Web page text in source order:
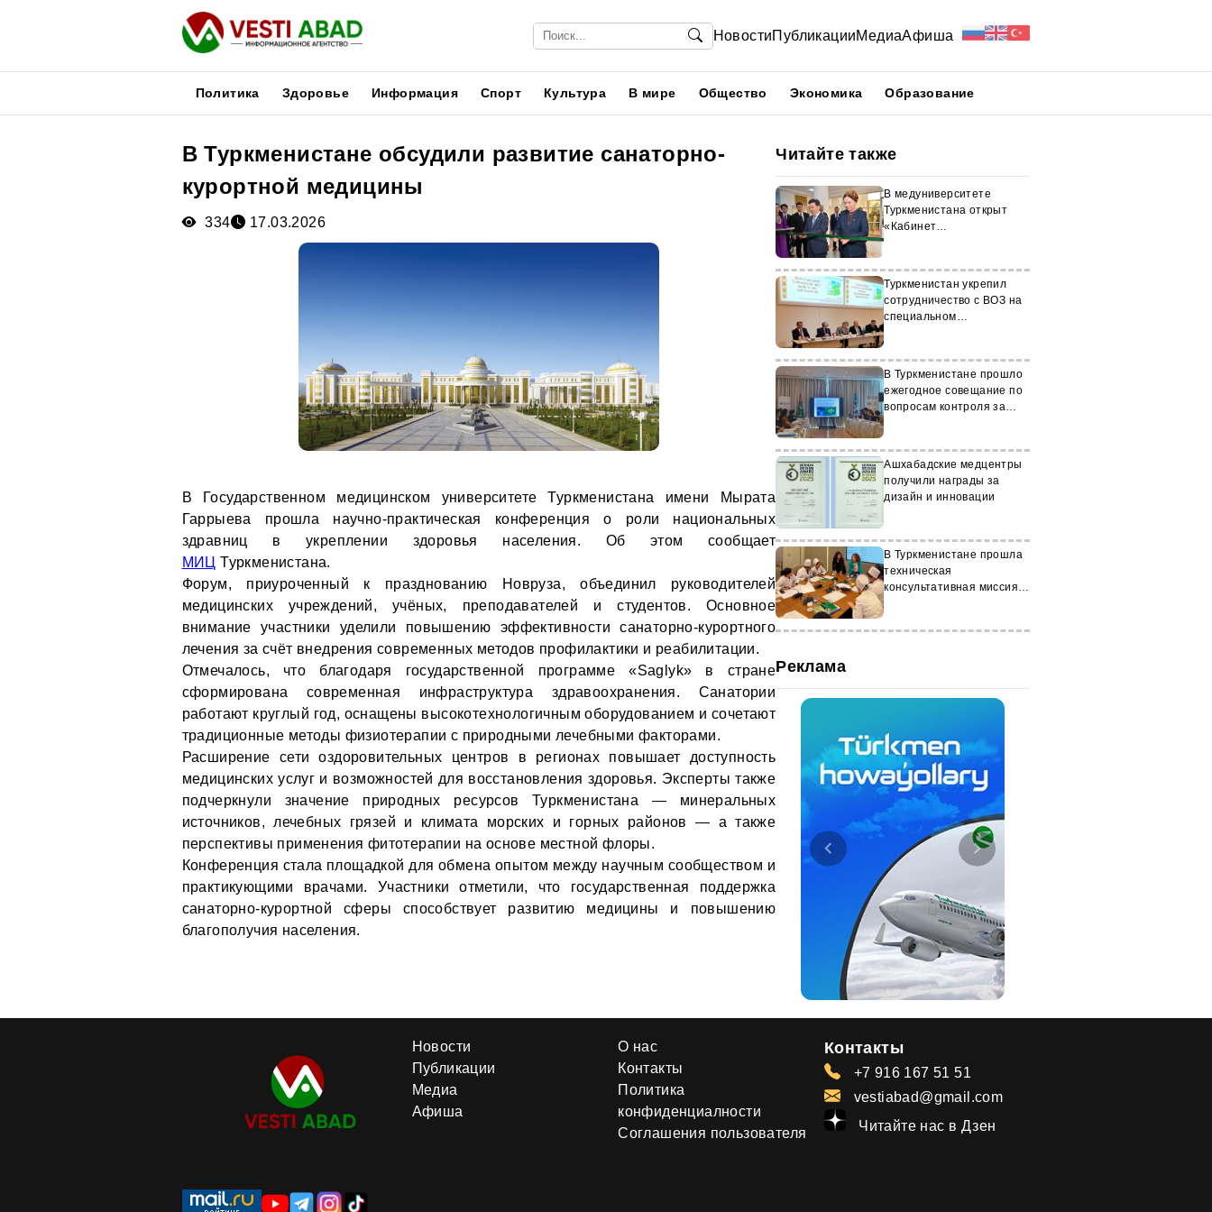
НовостиПубликацииМедиаАфиша
Политика Здоровье Информация Спорт Культура В мире Общество Экономика Образование
В Туркменистане обсудили развитие санаторно-
курортной медицины
334 17.03.2026
В Государственном медицинском университете Туркменистана имени Мырата
Гаррыева прошла научно-практическая конференция о роли национальных
здравниц в укреплении здоровья населения. Об этом сообщает
МИЦ Туркменистана.
Форум, приуроченный к празднованию Новруза, объединил руководителей
медицинских учреждений, учёных, преподавателей и студентов. Основное
внимание участники уделили повышению эффективности санаторно-курортного
лечения за счёт внедрения современных методов профилактики и реабилитации.
Отмечалось, что благодаря государственной программе «Saglyk» в стране
сформирована современная инфраструктура здравоохранения. Санатории
работают круглый год, оснащены высокотехнологичным оборудованием и сочетают
традиционные методы физиотерапии с природными лечебными факторами.
Расширение сети оздоровительных центров в регионах повышает доступность
медицинских услуг и возможностей для восстановления здоровья. Эксперты также
подчеркнули значение природных ресурсов Туркменистана — минеральных
источников, лечебных грязей и климата морских и горных районов — а также
перспективы применения фитотерапии на основе местной флоры.
Конференция стала площадкой для обмена опытом между научным сообществом и
практикующими врачами. Участники отметили, что государственная поддержка
санаторно-курортной сферы способствует развитию медицины и повышению
благополучия населения.
Читайте также
В медуниверситете
Туркменистана открыт
«Кабинет
Туркменистан укрепил
сотрудничество с ВОЗ на
специальном
В Туркменистане прошло
ежегодное совещание по
вопросам контроля за
Ашхабадские медцентры
получили награды за
дизайн и инновации
В Туркменистане прошла
техническая
консультативная миссия
Реклама
Новости
Публикации
Медиа
Афиша
О нас
Контакты
Политика
конфиденциалности
Соглашения пользователя
Контакты
+7 916 167 51 51
vestiabad@gmail.com
Читайте нас в Дзен